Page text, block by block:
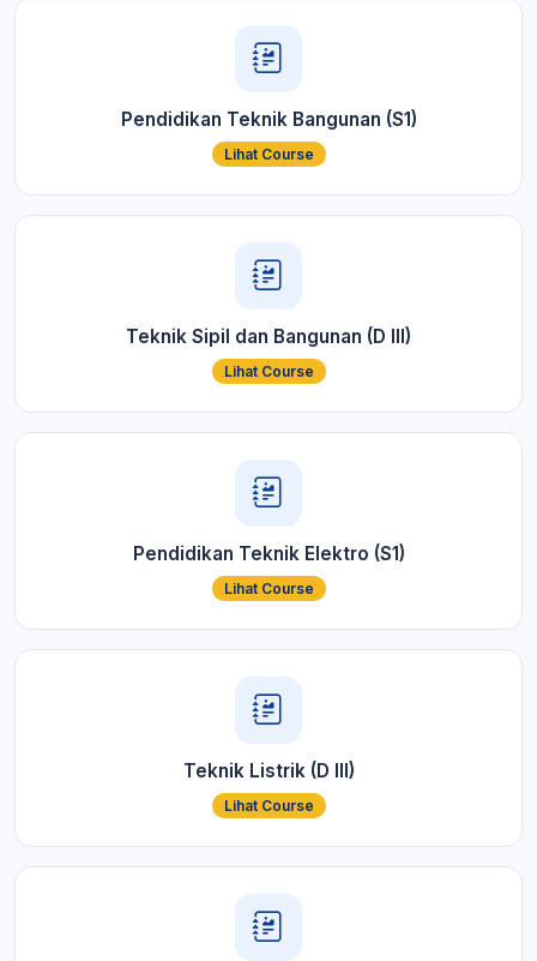
Pendidikan Teknik Bangunan (S1)
Lihat Course
Teknik Sipil dan Bangunan (D III)
Lihat Course
Pendidikan Teknik Elektro (S1)
Lihat Course
Teknik Listrik (D III)
Lihat Course